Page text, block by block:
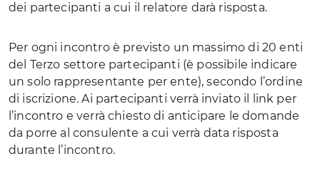
dei partecipanti a cui il relatore darà risposta.
Per ogni incontro è previsto un massimo di 20 enti
del Terzo settore partecipanti (è possibile indicare
un solo rappresentante per ente), secondo l’ordine
di iscrizione. Ai partecipanti verrà inviato il link per
l’incontro e verrà chiesto di anticipare le domande
da porre al consulente a cui verrà data risposta
durante l’incontro.